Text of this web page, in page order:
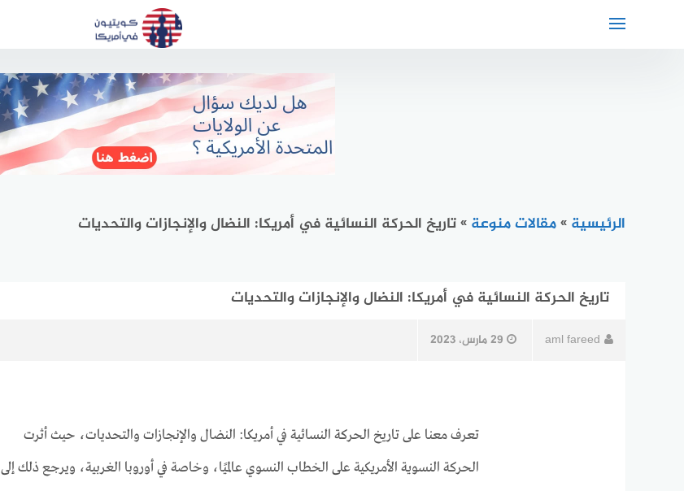
الرئيسية »مقالات منوعة »تاريخ الحركة النسائية في أمريكا: النضال والإنجازات والتحديات
تاريخ الحركة النسائية في أمريكا: النضال والإنجازات والتحديات
aml fareed 29 مارس، 2023
تعرف معنا على تاريخ الحركة النسائية في أمريكا: النضال والإنجازات والتحديات، حيث أثرت
الحركة النسوية الأمريكية على الخطاب النسوي عالميًا، وخاصة في أوروبا الغربية، ويرجع ذلك إلى